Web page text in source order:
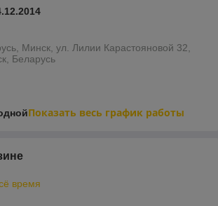
Минск, ул. Лилии Карастояновой 32,
Беларусь
Показать весь график работы
время